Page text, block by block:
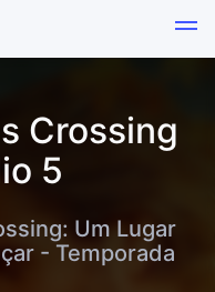
Crossing
5
Um Lugar
- Temporada